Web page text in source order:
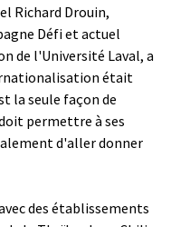
Richard Drouin,
Défi et actuel
de l'Université Laval, a
était
la seule façon de
permettre à ses
d'aller donner
des établissements